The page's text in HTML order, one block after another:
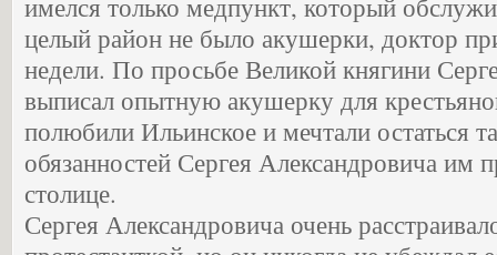
имелся только медпункт, который
целый район не было акушерки, доктор
недели. По просьбе Великой княгини
выписал опытную акушерку для
полюбили Ильинское и мечтали остаться
обязанностей Сергея Александровича им
столице.
Сергея Александровича очень